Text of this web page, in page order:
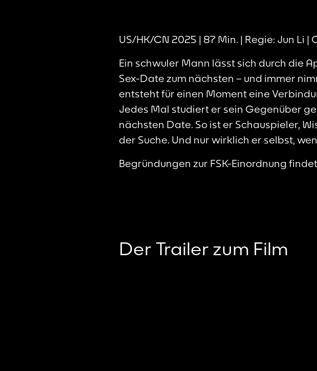
US/HK/CN 2025 | 87 Min. | Regie: Jun Li |
Ein schwuler Mann lässt sich durch die
Sex-Date zum nächsten – und immer
entsteht für einen Moment eine
Jedes Mal studiert er sein Gegenüber
nächsten Date. So ist er Schauspieler,
der Suche. Und nur wirklich er selbst,
Begründungen zur FSK-Einordnung
Der Trailer zum Film